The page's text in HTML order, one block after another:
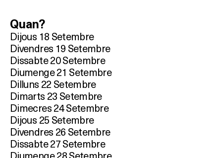
Quan?
Dijous 18 Setembre
Divendres 19 Setembre
Dissabte 20 Setembre
Diumenge 21 Setembre
Dilluns 22 Setembre
Dimarts 23 Setembre
Dimecres 24 Setembre
Dijous 25 Setembre
Divendres 26 Setembre
Dissabte 27 Setembre
Diumenge 28 Setembre